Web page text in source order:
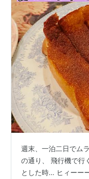
週末、一泊二日でム
の通り、 飛行機で行
とした時… ヒィーー